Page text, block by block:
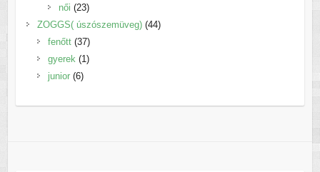
termék
női 2323
termék
ZOGGS( úszószemüveg) 4444
fenőtt 3737
termék
gyerek 11
junior 66